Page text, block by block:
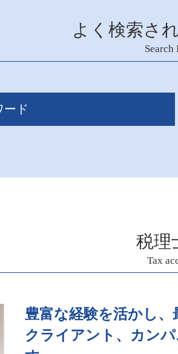
よく検索さ
Search
ード
税理
Tax
豊富な経験を活かし
クライアント、カン